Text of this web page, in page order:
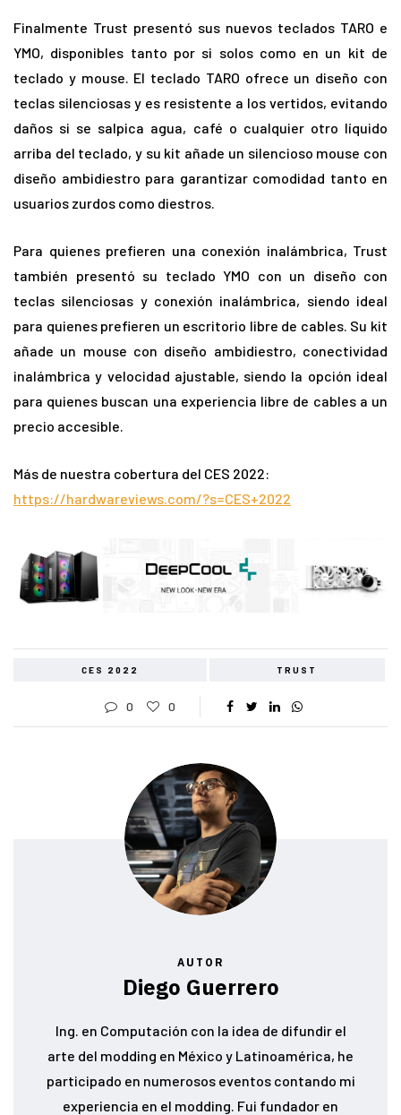
Finalmente Trust presentó sus nuevos teclados TARO e
YMO, disponibles tanto por si solos como en un kit de
teclado y mouse. El teclado TARO ofrece un diseño con
teclas silenciosas y es resistente a los vertidos, evitando
daños si se salpica agua, café o cualquier otro líquido
arriba del teclado, y su kit añade un silencioso mouse con
diseño ambidiestro para garantizar comodidad tanto en
usuarios zurdos como diestros.
Para quienes prefieren una conexión inalámbrica, Trust
también presentó su teclado YMO con un diseño con
teclas silenciosas y conexión inalámbrica, siendo ideal
para quienes prefieren un escritorio libre de cables. Su kit
añade un mouse con diseño ambidiestro, conectividad
inalámbrica y velocidad ajustable, siendo la opción ideal
para quienes buscan una experiencia libre de cables a un
precio accesible.
Más de nuestra cobertura del CES 2022:
https://hardwareviews.com/?s=CES+2022
CES 2022 TRUST
0 0
AUTOR
Diego Guerrero
Ing. en Computación con la idea de difundir el
arte del modding en México y Latinoamérica, he
participado en numerosos eventos contando mi
experiencia en el modding. Fui fundador en